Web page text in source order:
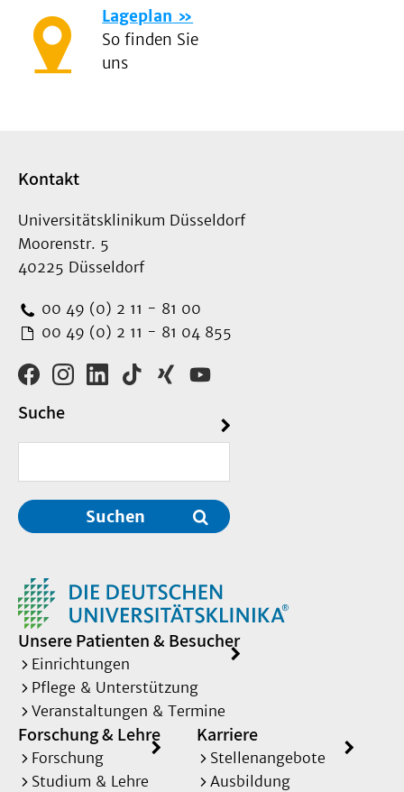
Lageplan
So finden Sie
uns
Kontakt
Universitätsklinikum Düsseldorf
Moorenstr. 5
40225 Düsseldorf
00 49 (0) 2 11 - 81 00
00 49 (0) 2 11 - 81 04 855
Suche
Suchen
Unsere Patienten & Besucher
Einrichtungen
Pflege & Unterstützung
Veranstaltungen & Termine
Forschung & Lehre
Forschung
Studium & Lehre
Karriere
Stellenangebote
Ausbildung